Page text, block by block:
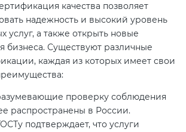
качества позволяет
надежность и высокий уровень
услуг, а также открыть новые
бизнеса. Существуют различные
каждая из которых имеет свои
проверку соблюдения
распространены в России.
подтверждает, что услуги